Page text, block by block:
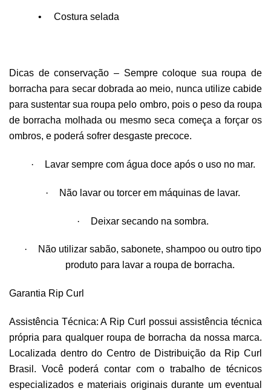
• Costura selada
Dicas de conservação – Sempre coloque sua roupa de
borracha para secar dobrada ao meio, nunca utilize cabide
para sustentar sua roupa pelo ombro, pois o peso da roupa
de borracha molhada ou mesmo seca começa a forçar os
ombros, e poderá sofrer desgaste precoce.
· Lavar sempre com água doce após o uso no mar.
· Não lavar ou torcer em máquinas de lavar.
· Deixar secando na sombra.
·
Não utilizar sabão, sabonete, shampoo ou outro tipo
produto para lavar a roupa de borracha.
Garantia Rip Curl
Assistência Técnica: A Rip Curl possui assistência técnica
própria para qualquer roupa de borracha da nossa marca.
Localizada dentro do Centro de Distribuição da Rip Curl
Brasil. Você poderá contar com o trabalho de técnicos
especializados e materiais originais durante um eventual